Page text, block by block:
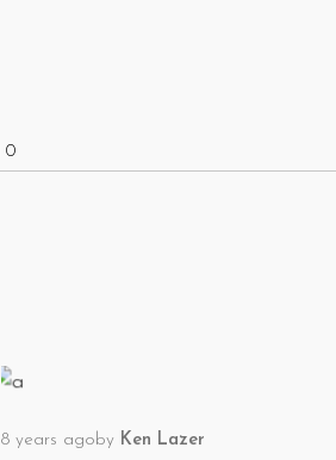
0
8 years ago by Ken Lazer